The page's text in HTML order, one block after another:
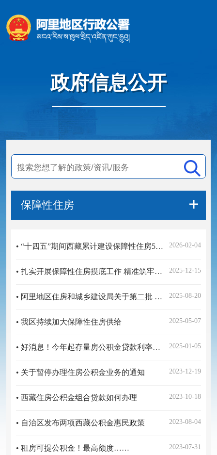
政府信息公开
保障性住房
2026-02-04
• “十四五”期间西藏累计建设保障性住房5.15万套
2025-12-15
• 扎实开展保障性住房摸底工作 精准筑牢民生保障根基
2025-08-20
• 阿里地区住房和城乡建设局关于第二批 违规占用保障性住房腾退工作的公告
2025-05-07
• 我区持续加大保障性住房供给
2025-01-05
• 好消息！今年起存量房公积金贷款利率将下调
2023-12-19
• 关于暂停办理住房公积金业务的通知
2023-10-18
• 西藏住房公积金组合贷款如何办理
2023-08-04
• 自治区发布两项西藏公积金惠民政策
2023-07-31
• 租房可提公积金！最高额度……